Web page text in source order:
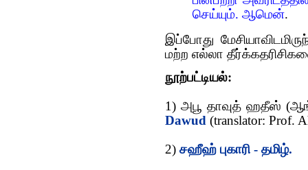
செய்யும். ஆமென்.
இப்போது
மற்ற எல்லா
நூற்பட்டியல்:
1) அபூ தாவுத் ஹதீஸ்
Dawud (translator: Prof.
2) சஹீஹ் புகாரி - தமிழ்.